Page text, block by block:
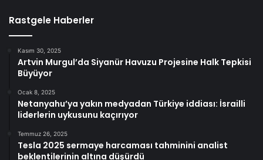
Rastgele Haberler
Kasım 30, 2025
Artvin Murgul’da Siyanür Havuzu Projesine Halk Tepkisi
Büyüyor
Ocak 8, 2025
Netanyahu’ya yakın medyadan Türkiye iddiası: İsrailli
liderlerin uykusunu kaçırıyor
Temmuz 26, 2025
Tesla 2025 sermaye harcaması tahminini analist
beklentilerinin altına düşürdü